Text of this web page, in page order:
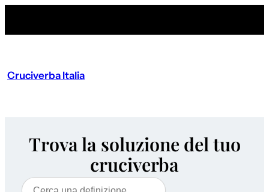
Cruciverba Italia
Trova la soluzione del tuo
cruciverba
Cerca